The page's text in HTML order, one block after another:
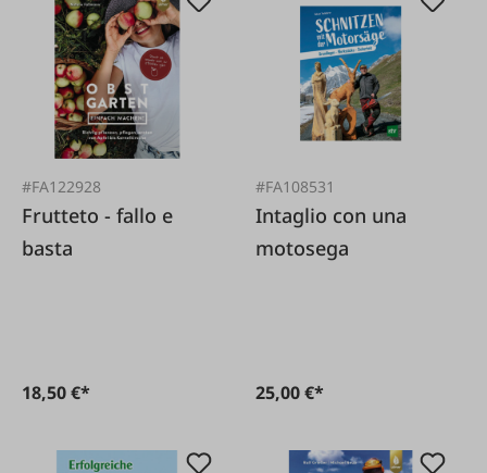
#FA122928
Frutteto - fallo e
basta
18,50 €*
#FA108531
Intaglio con una
motosega
25,00 €*